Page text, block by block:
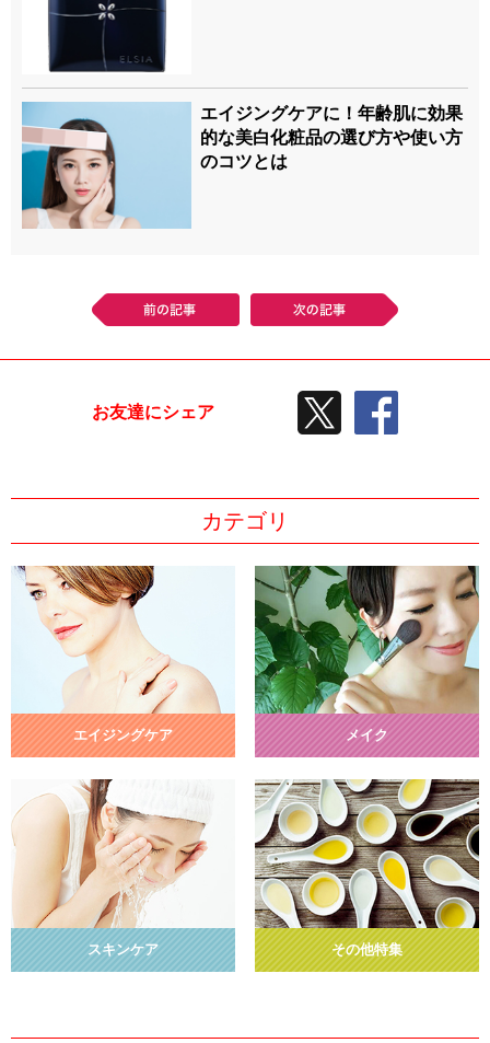
エイジングケアに！年齢肌に効果
的な美白化粧品の選び方や使い方
のコツとは
前の記事
お友達にシェア
TWEETする
カテゴリ
エイジングケア メイク
スキンケア その他特集